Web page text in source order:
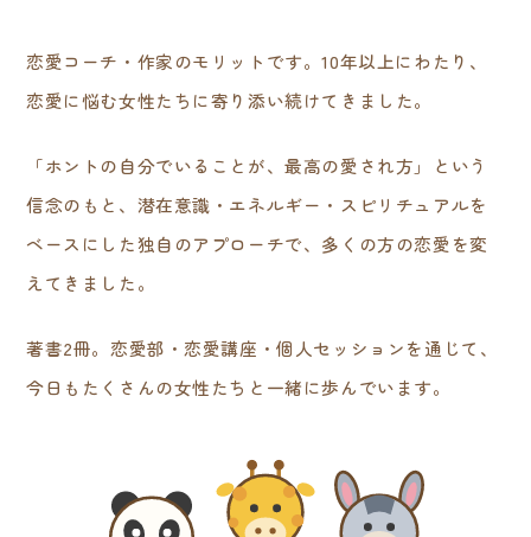
恋愛コーチ・作家のモリットです。10年以上にわたり、
恋愛に悩む女性たちに寄り添い続けてきました。
「ホントの自分でいることが、最高の愛され方」という
信念のもと、潜在意識・エネルギー・スピリチュアルを
ベースにした独自のアプローチで、多くの方の恋愛を変
えてきました。
著書2冊。恋愛部・恋愛講座・個人セッションを通じて、
今日もたくさんの女性たちと一緒に歩んでいます。